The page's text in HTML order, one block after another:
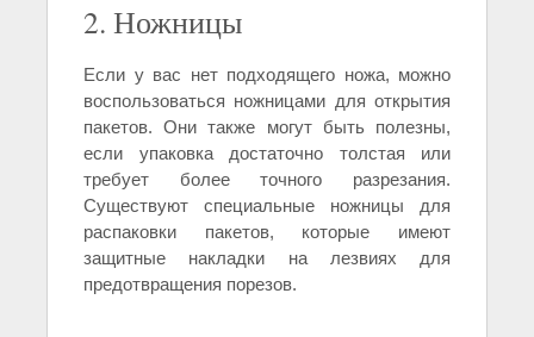
2. Ножницы
Если у вас нет подходящего ножа, можно
воспользоваться ножницами для открытия
пакетов. Они также могут быть полезны,
если упаковка достаточно толстая или
требует более точного разрезания.
Существуют специальные ножницы для
распаковки пакетов, которые имеют
защитные накладки на лезвиях для
предотвращения порезов.